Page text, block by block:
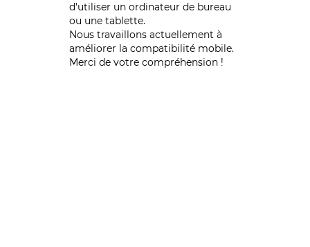
d'utiliser un ordinateur de bureau
ou une tablette.
Nous travaillons actuellement à
améliorer la compatibilité mobile.
Merci de votre compréhension !